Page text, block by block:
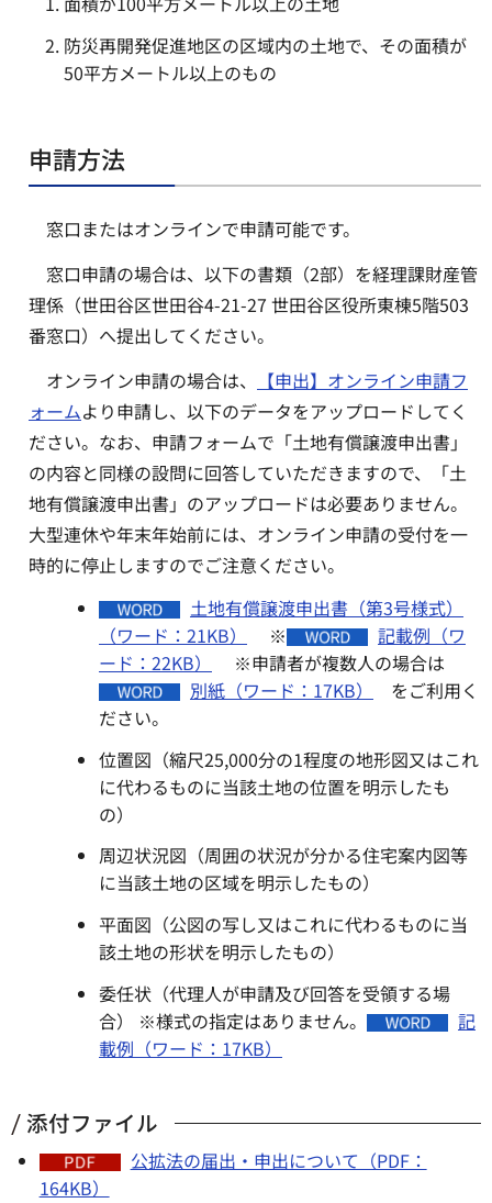
防災再開発促進地区の区域内の土地で、その面積が
50平方メートル以上のもの
申請方法
窓口またはオンラインで申請可能です。
窓口申請の場合は、以下の書類（2部）を経理課財産管
理係（世田谷区世田谷4-21-27 世田谷区役所東棟5階503
番窓口）へ提出してください。
オンライン申請の場合は、
【申出】オンライン申請フ
ォームより申請し、以下のデータをアップロードしてく
ださい。なお、申請フォームで「土地有償譲渡申出書」
の内容と同様の設問に回答していただきますので、「土
地有償譲渡申出書」のアップロードは必要ありません。
大型連休や年末年始前には、オンライン申請の受付を一
時的に停止しますのでご注意ください。
土地有償譲渡申出書（第3号様式）
（ワード：21KB）
※
記載例（ワ
ード：22KB）
※申請者が複数人の場合は
別紙（ワード：17KB）
をご利用く
ださい。
位置図（縮尺25,000分の1程度の地形図又はこれ
に代わるものに当該土地の位置を明示したも
の）
周辺状況図（周囲の状況が分かる住宅案内図等
に当該土地の区域を明示したもの）
平面図（公図の写し又はこれに代わるものに当
該土地の形状を明示したもの）
委任状（代理人が申請及び回答を受領する場
合） ※様式の指定はありません。
記
載例（ワード：17KB）
添付ファイル
公拡法の届出・申出について（PDF：
164KB）